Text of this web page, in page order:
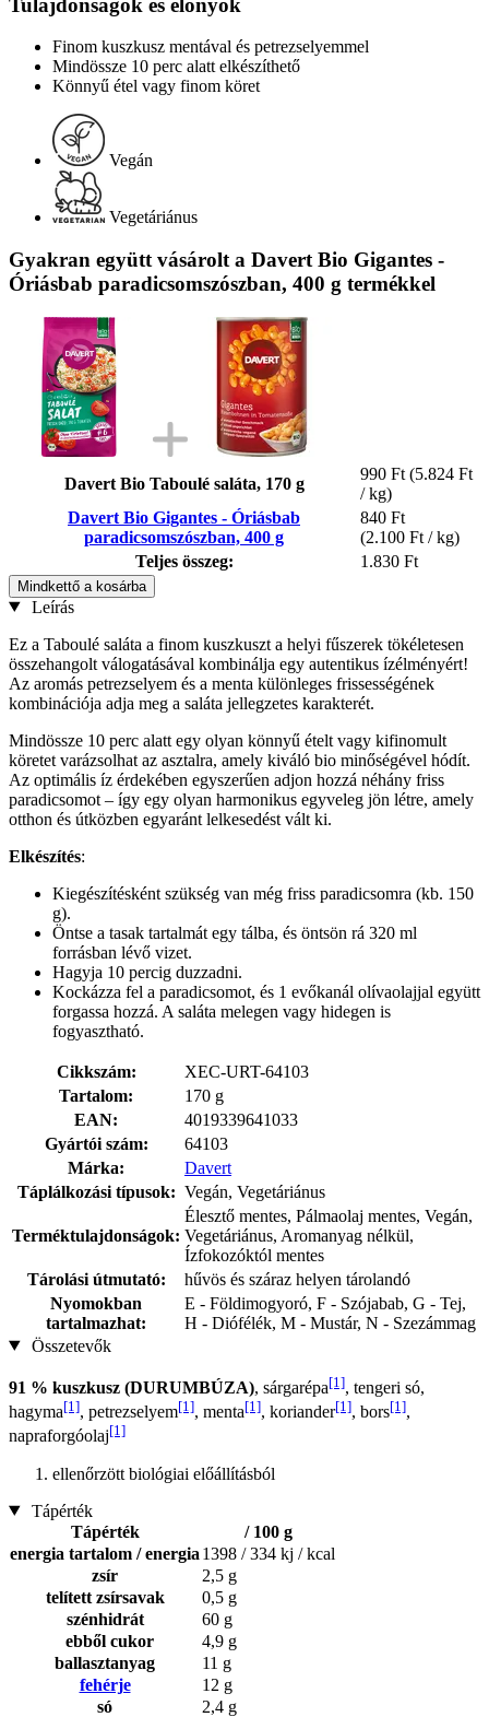
Finom kuszkusz mentával és petrezselyemmel
Mindössze 10 perc alatt elkészíthető
Könnyű étel vagy finom köret
Vegán
Vegetáriánus
Gyakran együtt vásárolt a Davert Bio Gigantes -
Óriásbab paradicsomszószban, 400 g termékkel
Davert Bio Taboulé saláta, 170 g
990 Ft (5.824 Ft
/ kg)
Davert Bio Gigantes - Óriásbab
paradicsomszószban, 400 g
840 Ft
(2.100 Ft / kg)
Teljes összeg:
1.830 Ft
Mindkettő a kosárba
Leírás
Ez a Taboulé saláta a finom kuszkuszt a helyi fűszerek tökéletesen
összehangolt válogatásával kombinálja egy autentikus ízélményért!
Az aromás petrezselyem és a menta különleges frissességének
kombinációja adja meg a saláta jellegzetes karakterét.
Mindössze 10 perc alatt egy olyan könnyű ételt vagy kifinomult
köretet varázsolhat az asztalra, amely kiváló bio minőségével hódít.
Az optimális íz érdekében egyszerűen adjon hozzá néhány friss
paradicsomot – így egy olyan harmonikus egyveleg jön létre, amely
otthon és útközben egyaránt lelkesedést vált ki.
Elkészítés:
Kiegészítésként szükség van még friss paradicsomra (kb. 150
g).
Öntse a tasak tartalmát egy tálba, és öntsön rá 320 ml
forrásban lévő vizet.
Hagyja 10 percig duzzadni.
Kockázza fel a paradicsomot, és 1 evőkanál olívaolajjal együtt
forgassa hozzá. A saláta melegen vagy hidegen is
fogyasztható.
Cikkszám:
XEC-URT-64103
Tartalom:
170 g
EAN:
4019339641033
Gyártói szám:
64103
Márka:
Davert
Táplálkozási típusok: Vegán, Vegetáriánus
Terméktulajdonságok:
Élesztő mentes, Pálmaolaj mentes, Vegán,
Vegetáriánus, Aromanyag nélkül,
Ízfokozóktól mentes
Tárolási útmutató:
hűvös és száraz helyen tárolandó
Nyomokban
tartalmazhat:
E - Földimogyoró, F - Szójabab, G - Tej,
H - Diófélék, M - Mustár, N - Szezámmag
Összetevők
91 % kuszkusz (DURUMBÚZA), sárgarépa[1], tengeri só,
hagyma[1], petrezselyem[1], menta[1], koriander[1], bors[1],
napraforgóolaj[1]
ellenőrzött biológiai előállításból
Tápérték
Tápérték
/ 100 g
energia tartalom / energia 1398 / 334 kj / kcal
zsír
2,5 g
telített zsírsavak
0,5 g
szénhidrát
60 g
ebből cukor
4,9 g
ballasztanyag
11 g
fehérje
12 g
só
2,4 g